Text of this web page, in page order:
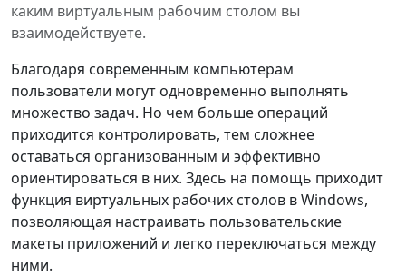
каким виртуальным рабочим столом вы
взаимодействуете.
Благодаря современным компьютерам
пользователи могут одновременно выполнять
множество задач. Но чем больше операций
приходится контролировать, тем сложнее
оставаться организованным и эффективно
ориентироваться в них. Здесь на помощь приходит
функция виртуальных рабочих столов в Windows,
позволяющая настраивать пользовательские
макеты приложений и легко переключаться между
ними.